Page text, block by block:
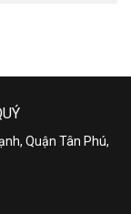
Quận Tân Phú,